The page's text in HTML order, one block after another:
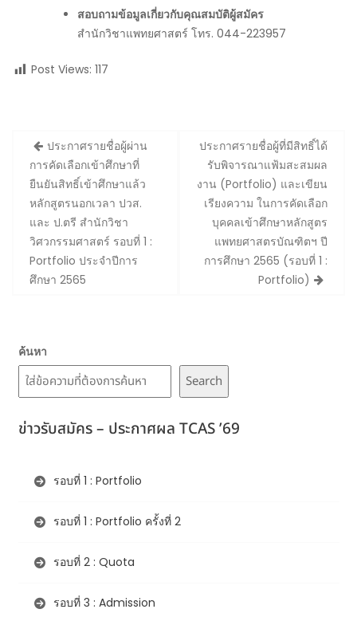
สอบถามข้อมูลเกี่ยวกับคุณสมบัติผู้สมัคร
สำนักวิชาแพทยศาสตร์ โทร. 044-223957
Post Views: 117
Post
navigation
ประกาศรายชื่อผู้ผ่าน
การคัดเลือกเข้าศึกษาที่
ยืนยันสิทธิ์เข้าศึกษาแล้ว
หลักสูตรนอกเวลา ปวส.
และ ป.ตรี สำนักวิชา
วิศวกรรมศาสตร์ รอบที่ 1 :
Portfolio ประจำปีการ
ศึกษา 2565
ประกาศรายชื่อผู้ที่มีสิทธิ์ได้
รับพิจารณาแฟ้มสะสมผล
งาน (Portfolio) และเขียน
เรียงความ ในการคัดเลือก
บุคคลเข้าศึกษาหลักสูตร
แพทยศาสตรบัณฑิตฯ ปี
การศึกษา 2565 (รอบที่ 1 :
Portfolio)
ค้นหา
Search
ข่าวรับสมัคร – ประกาศผล TCAS ’69
รอบที่ 1 : Portfolio
รอบที่ 1 : Portfolio ครั้งที่ 2
รอบที่ 2 : Quota
รอบที่ 3 : Admission